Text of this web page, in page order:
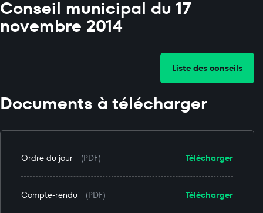
Conseil municipal du 17
novembre 2014
Liste des conseils
Documents à télécharger
Télécharger
Ordre du jour (PDF)
Télécharger
Compte-rendu (PDF)